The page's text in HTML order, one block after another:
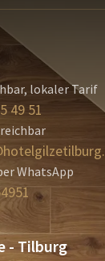
lokaler Tarif
49 51
WhatsApp
- Tilburg